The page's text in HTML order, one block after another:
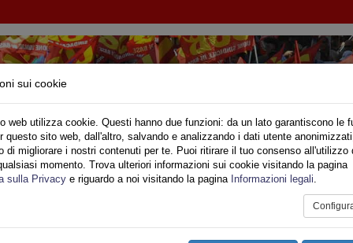
SINDACALE DI BASE SETTORE VIGILI DEL
Privato Territori Sociale Speciali Multimedia
sui cookie
web utilizza cookie. Questi hanno due funzioni: da un lato garantiscono le
questo sito web, dall'altro, salvando e analizzando i dati utente
di migliorare i nostri contenuti per te. Puoi ritirare il tuo consenso all'utilizzo
momento. Trova ulteriori informazioni sui cookie visitando la pagina
sulla Privacy e riguardo a noi visitando la pagina Informazioni legali.